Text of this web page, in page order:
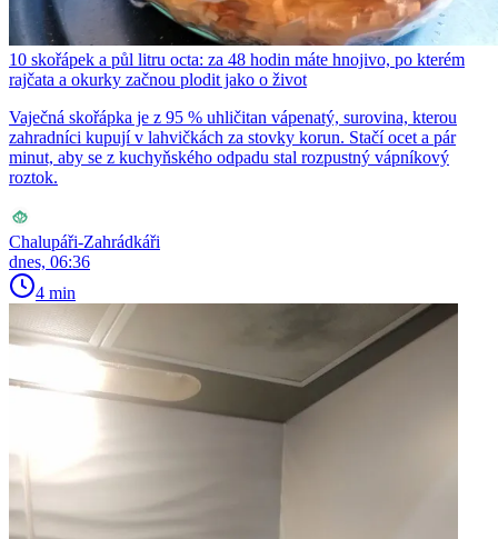
10 skořápek a půl litru octa: za 48 hodin máte hnojivo, po kterém
rajčata a okurky začnou plodit jako o život
Vaječná skořápka je z 95 % uhličitan vápenatý, surovina, kterou
zahradníci kupují v lahvičkách za stovky korun. Stačí ocet a pár
minut, aby se z kuchyňského odpadu stal rozpustný vápníkový
roztok.
Chalupáři-Zahrádkáři
dnes, 06:36
4 min